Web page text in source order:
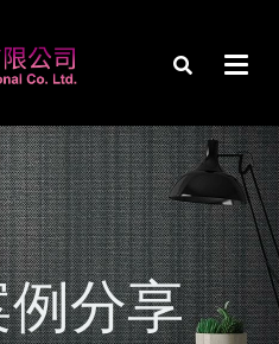
分享